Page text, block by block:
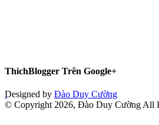
ThichBlogger Trên Google+
Designed by Đào Duy Cường
© Copyright 2026, Đào Duy Cường All